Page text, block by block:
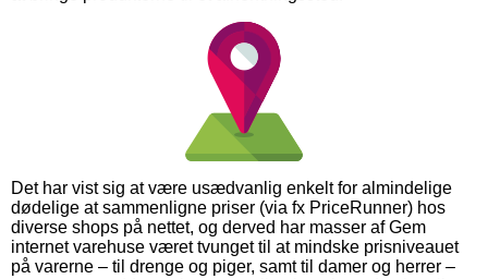
Det har vist sig at være usædvanlig enkelt for almindelige
dødelige at sammenligne priser (via fx PriceRunner) hos
diverse shops på nettet, og derved har masser af Gem
internet varehuse været tvunget til at mindske prisniveauet
på varerne – til drenge og piger, samt til damer og herrer –